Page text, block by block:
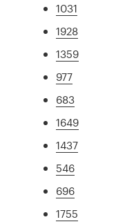
1031
1928
1359
977
683
1649
1437
546
696
1755